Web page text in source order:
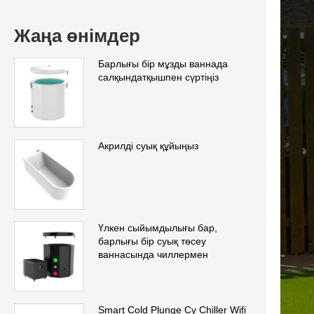
Жаңа өнімдер
Барлығы бір мұзды ваннада
салқындатқышпен сүртіңіз
Акрилді суық құйыңыз
Үлкен сыйымдылығы бар,
барлығы бір суық төсеу
ваннасында чиллермен
Smart Cold Plunge Су Chiller Wifi